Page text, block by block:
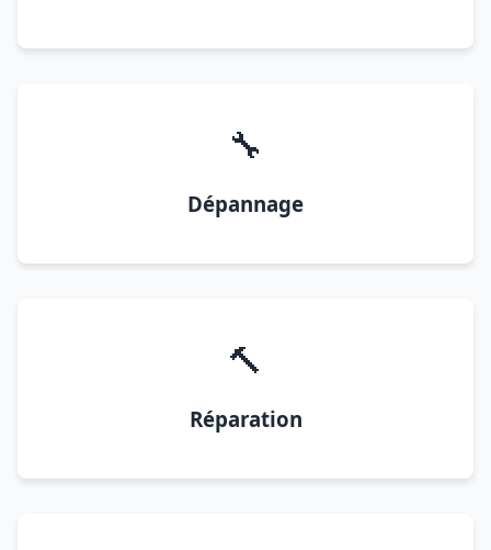
🔧
Dépannage
🔨
Réparation